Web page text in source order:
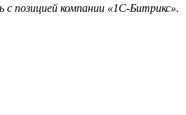
позицией компании «1С-Битрикс».